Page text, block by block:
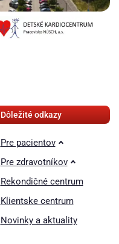
Dôležité odkazy
Pre pacientov
Pre zdravotníkov
Rekondičné centrum
Klientske centrum
Novinky a aktuality
❚❚